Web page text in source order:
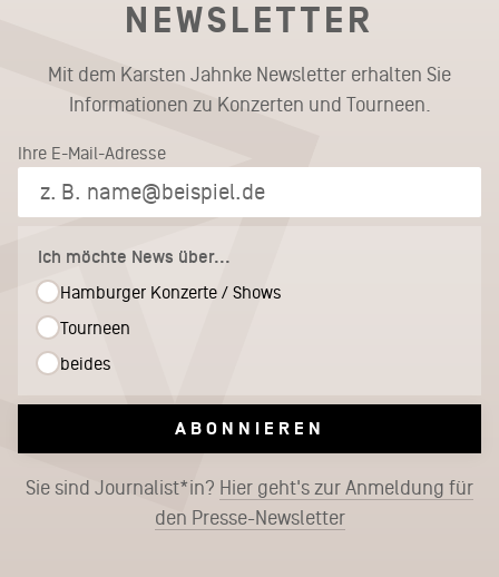
NEWSLETTER
Mit dem Karsten Jahnke Newsletter erhalten Sie
Informationen zu Konzerten und Tourneen.
Ihre E-Mail-Adresse
Ich möchte News über...
Hamburger Konzerte / Shows
Tourneen
beides
ABONNIEREN
Sie sind Journalist*in? Hier geht's zur Anmeldung für
den Presse-Newsletter